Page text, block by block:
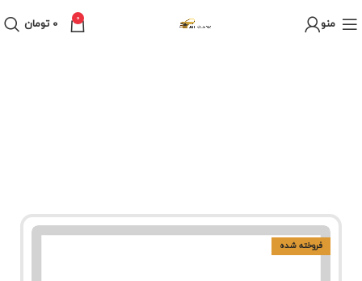
منو 0
0 تومان
فروخته شده